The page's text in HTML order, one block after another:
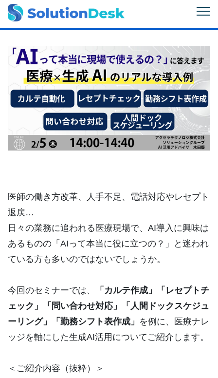
医師の働き方改革、人手不足、電話対応やレセプト
返戻…
日々の業務に追われる医療現場で、AI導入に興味は
あるものの「AIって本当に役に立つの？」​​​​と迷われ
ている方も多いのではないでしょうか。
今回のセミナーでは、
「カルテ作成」「レセプトチ
ェック」「問い合わせ対応」「人間ドックスケジュ
ーリング」「勤務シフト表作成」 を例に、医療ナレ
ッジを軸にした生成AI活用についてご紹介します。
＜ご紹介内容（抜粋）＞